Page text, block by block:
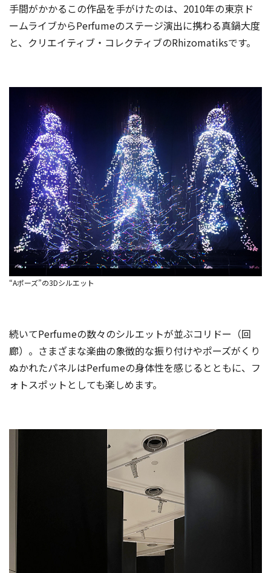
手間がかかるこの作品を手がけたのは、2010年の東京ド
ームライブからPerfumeのステージ演出に携わる真鍋大度
と、クリエイティブ・コレクティブのRhizomatiksです。
“Aポーズ”の3Dシルエット
続いてPerfumeの数々のシルエットが並ぶコリドー（回
廊）。さまざまな楽曲の象徴的な振り付けやポーズがくり
ぬかれたパネルはPerfumeの身体性を感じるとともに、フ
ォトスポットとしても楽しめます。